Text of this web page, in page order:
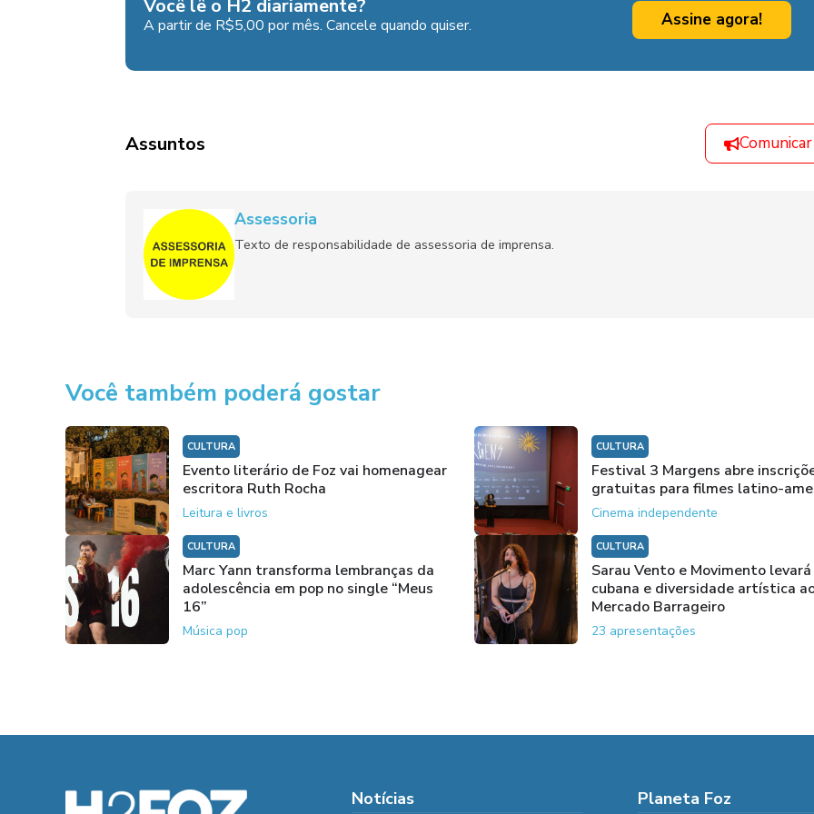
Você lê o H2 diariamente?
A partir de R$5,00 por mês. Cancele quando quiser. Assine agora!
Assuntos
Assessoria
Texto de responsabilidade de assessoria de imprensa.
Você também poderá gostar
CULTURA
Evento literário de Foz vai homenagear
escritora Ruth Rocha
Leitura e livros
CULTURA
Festival 3 Margens abre
gratuitas para filmes latino-
Cinema independente
CULTURA
Marc Yann transforma lembranças da
adolescência em pop no single “Meus
16”
Música pop
CULTURA
Sarau Vento e Movimento
cubana e diversidade artística
Mercado Barrageiro
23 apresentações
Notícias Planeta Foz